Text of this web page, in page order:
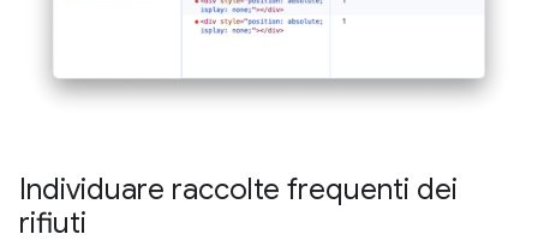
Individuare raccolte frequenti dei
rifiuti